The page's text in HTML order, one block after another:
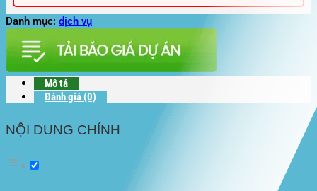
Danh mục: dịch vụ
Mô tả
Đánh giá (0)
NỘI DUNG CHÍNH